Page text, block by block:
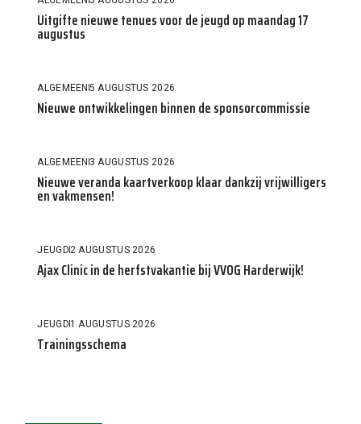
Uitgifte nieuwe tenues voor de jeugd op maandag 17
augustus
ALGEMEEN5 AUGUSTUS 2026
Nieuwe ontwikkelingen binnen de sponsorcommissie
ALGEMEEN3 AUGUSTUS 2026
Nieuwe veranda kaartverkoop klaar dankzij vrijwilligers
en vakmensen!
JEUGD2 AUGUSTUS 2026
Ajax Clinic in de herfstvakantie bij VVOG Harderwijk!
JEUGD1 AUGUSTUS 2026
Trainingsschema